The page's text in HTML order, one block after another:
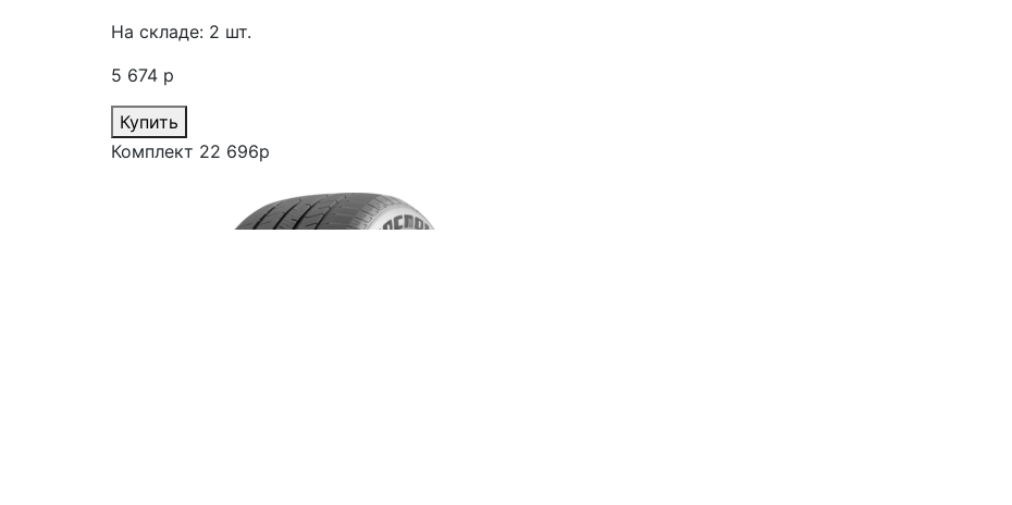
На складе: 2 шт.
5 674 р
Купить
Комплект 22 696р